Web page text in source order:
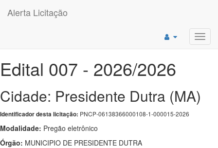
Alerta Licitação
Edital 007 - 2026/2026
Cidade: Presidente Dutra (MA)
Identificador desta licitação: PNCP-06138366000108-1-000015-2026
Modalidade: Pregão eletrônico
Órgão: MUNICIPIO DE PRESIDENTE DUTRA